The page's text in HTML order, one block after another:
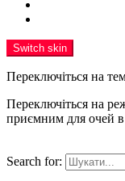
Switch skin
Переключіться на
Переключіться на
приємним для очей
Search for: